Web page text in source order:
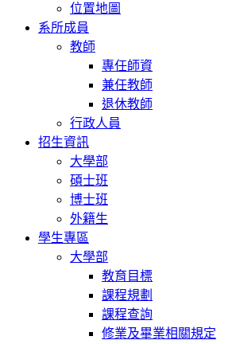
位置地圖
系所成員
教師
專任師資
兼任教師
退休教師
行政人員
招生資訊
大學部
碩士班
博士班
外籍生
學生專區
大學部
教育目標
課程規劃
課程查詢
修業及畢業相關規定